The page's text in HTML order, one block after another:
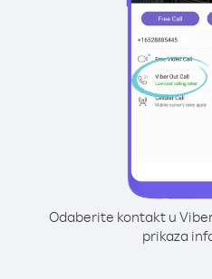
Odaberite kontakt u
prikaza